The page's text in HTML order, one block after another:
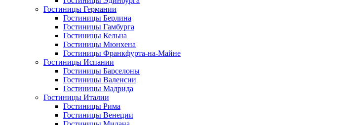
Гостиницы Германии
Гостиницы Берлина
Гостиницы Гамбурга
Гостиницы Кельна
Гостиницы Мюнхена
Гостиницы Франкфурта-на-Майне
Гостиницы Испании
Гостиницы Барселоны
Гостиницы Валенсии
Гостиницы Мадрида
Гостиницы Италии
Гостиницы Рима
Гостиницы Венеции